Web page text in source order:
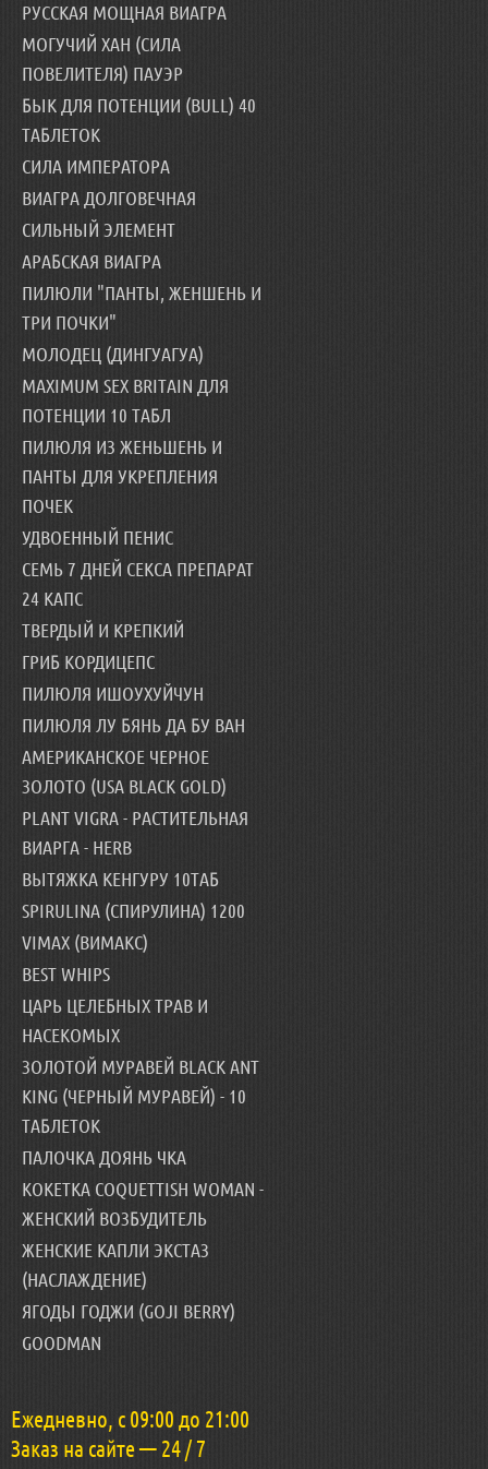
РУССКАЯ МОЩНАЯ ВИАГРА
МОГУЧИЙ ХАН (СИЛА
ПОВЕЛИТЕЛЯ) ПАУЭР
БЫК ДЛЯ ПОТЕНЦИИ (BULL) 40
ТАБЛЕТОК
СИЛА ИМПЕРАТОРА
ВИАГРА ДОЛГОВЕЧНАЯ
СИЛЬНЫЙ ЭЛЕМЕНТ
АРАБСКАЯ ВИАГРА
ПИЛЮЛИ "ПАНТЫ, ЖЕНШЕНЬ И
ТРИ ПОЧКИ"
МОЛОДЕЦ (ДИНГУАГУА)
MAXIMUM SEX BRITAIN ДЛЯ
ПОТЕНЦИИ 10 ТАБЛ
ПИЛЮЛЯ ИЗ ЖЕНЬШЕНЬ И
ПАНТЫ ДЛЯ УКРЕПЛЕНИЯ
ПОЧЕК
УДВОЕННЫЙ ПЕНИС
СЕМЬ 7 ДНЕЙ СЕКСА ПРЕПАРАТ
24 КАПС
ТВЕРДЫЙ И КРЕПКИЙ
ГРИБ КОРДИЦЕПС
ПИЛЮЛЯ ИШОУХУЙЧУН
ПИЛЮЛЯ ЛУ БЯНЬ ДА БУ ВАН
АМЕРИКАНСКОЕ ЧЕРНОЕ
ЗОЛОТО (USA BLACK GOLD)
PLANT VIGRA - РАСТИТЕЛЬНАЯ
ВИАРГА - HERB
ВЫТЯЖКА КЕНГУРУ 10ТАБ
SPIRULINA (СПИРУЛИНА) 1200
VIMAX (ВИМАКС)
BEST WHIPS
ЦАРЬ ЦЕЛЕБНЫХ ТРАВ И
НАСЕКОМЫХ
ЗОЛОТОЙ МУРАВЕЙ BLACK ANT
KING (ЧЕРНЫЙ МУРАВЕЙ) - 10
ТАБЛЕТОК
ПАЛОЧКА ДОЯНЬ ЧКА
КОКЕТКА COQUETTISH WOMAN -
ЖЕНСКИЙ ВОЗБУДИТЕЛЬ
ЖЕНСКИЕ КАПЛИ ЭКСТАЗ
(НАСЛАЖДЕНИЕ)
ЯГОДЫ ГОДЖИ (GOJI BERRY)
GOODMAN
Ежедневно, с 09:00 до 21:00
Заказ на сайте — 24 / 7